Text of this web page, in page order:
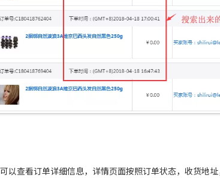
查看订单详细信息，详情页面按照订单状态，收货地址